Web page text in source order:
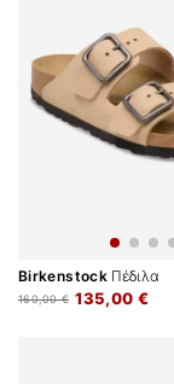
BirkenstockΠέδιλα
135,00 €
160,00 €